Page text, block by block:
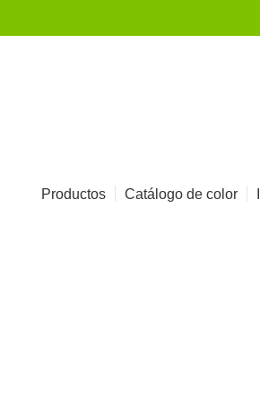
Productos Catálogo de color